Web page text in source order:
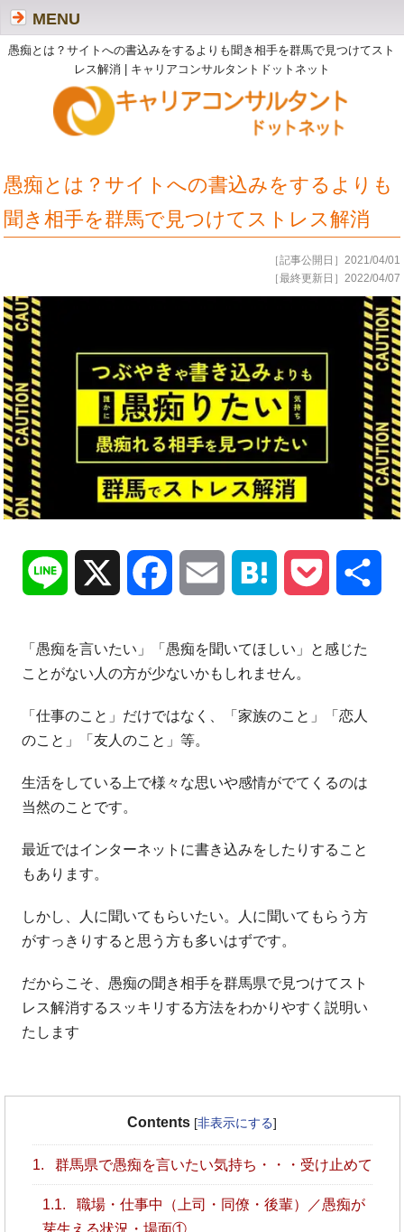
愚痴とは？サイトへの書込みをするよりも聞き相手を群馬で見つけてスト
レス解消 | キャリアコンサルタントドットネット
MENU
愚痴とは？サイトへの書込みをするよりも
聞き相手を群馬で見つけてストレス解消
［記事公開日］2021/04/01
［最終更新日］2022/04/07
Line Facebook Email Hatena Pocket
「愚痴を言いたい」「愚痴を聞いてほしい」と感じた
ことがない人の方が少ないかもしれません。
「仕事のこと」だけではなく、「家族のこと」「恋人
のこと」「友人のこと」等。
生活をしている上で様々な思いや感情がでてくるのは
当然のことです。
最近ではインターネットに書き込みをしたりすること
もあります。
しかし、人に聞いてもらいたい。人に聞いてもらう方
がすっきりすると思う方も多いはずです。
だからこそ、愚痴の聞き相手を群馬県で見つけてスト
レス解消するスッキリする方法をわかりやすく説明い
たします
Contents [非表示にする]
1. 群馬県で愚痴を言いたい気持ち・・・受け止めて
1.1.
職場・仕事中（上司・同僚・後輩）／愚痴が
芽生える状況・場面①